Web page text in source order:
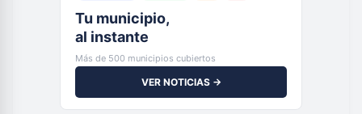
Tu municipio,
al instante
Más de 500 municipios cubiertos
VER NOTICIAS →